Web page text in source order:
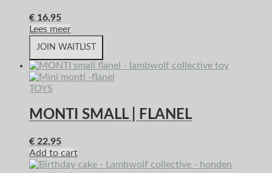
€ 16,95
Lees meer
JOIN WAITLIST
TOYS
MONTI SMALL | FLANEL
€ 22,95
Add to cart